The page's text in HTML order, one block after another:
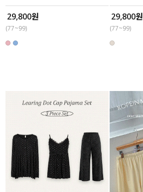
언더웨어/파자마
코디템
29,800원
(77~99)
29,800원
(77~99)